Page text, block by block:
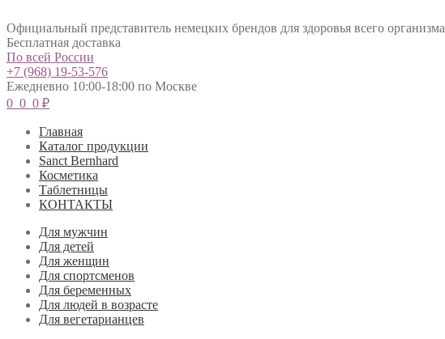
Официальный представитель немецких брендов для здоровья всего организма
Бесплатная доставка
По всей России
+7 (968) 19-53-576
Ежедневно 10:00-18:00 по Москве
0 0 0 ₽
Главная
Каталог продукции
Sanct Bernhard
Косметика
Таблетницы
КОНТАКТЫ
Для мужчин
Для детей
Для женщин
Для спортсменов
Для беременных
Для людей в возрасте
Для вегетарианцев